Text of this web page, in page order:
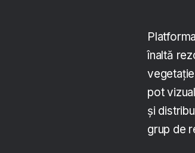
înaltă
pot
și
grup de